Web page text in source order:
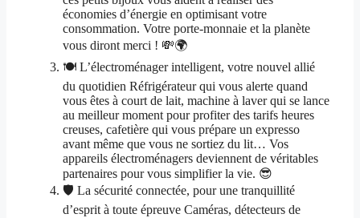
économies d’énergie en optimisant votre
consommation. Votre porte-monnaie et la planète
vous diront merci ! 💸🌍
🍽️ L’électroménager intelligent, votre nouvel allié
du quotidien Réfrigérateur qui vous alerte quand
vous êtes à court de lait, machine à laver qui se lance
au meilleur moment pour profiter des tarifs heures
creuses, cafetière qui vous prépare un expresso
avant même que vous ne sortiez du lit… Vos
appareils électroménagers deviennent de véritables
partenaires pour vous simplifier la vie. 😎
🛡️ La sécurité connectée, pour une tranquillité
d’esprit à toute épreuve Caméras, détecteurs de